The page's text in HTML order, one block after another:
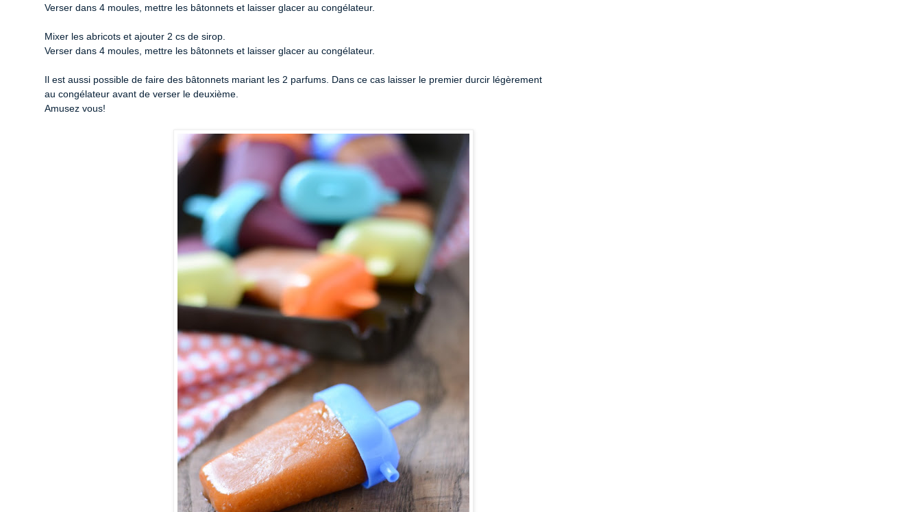
Verser dans 4 moules, mettre les bâtonnets et laisser glacer au congélateur.
Mixer les abricots et ajouter 2 cs de sirop.
Verser dans 4 moules, mettre les bâtonnets et laisser glacer au congélateur.
Il est aussi possible de faire des bâtonnets mariant les 2 parfums. Dans ce cas laisser le premier durcir légèrement
au congélateur avant de verser le deuxième.
Amusez vous!